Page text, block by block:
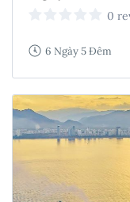
0
6 Ngày 5 Đêm